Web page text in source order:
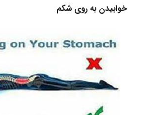
خوابیدن به روی شکم